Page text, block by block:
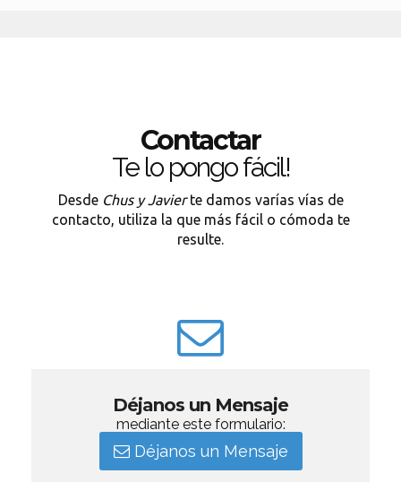
Contactar
Te lo pongo fácil!
Desde Chus y Javierte damos varías vías de
contacto, utiliza la que más fácil o cómoda te
resulte.
Déjanos un Mensaje
mediante este formulario:
Déjanos un Mensaje